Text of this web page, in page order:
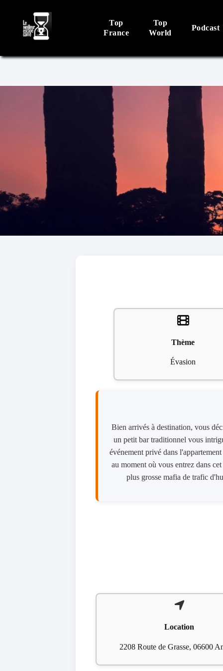
Top
France
Top
World
Podcast
Thème
Évasion
Bien arrivés à destination, vous
un petit bar traditionnel vous
événement privé dans
au moment où vous entrez dans
plus grosse mafia de trafic
Location
2208 Route de Grasse, 06600